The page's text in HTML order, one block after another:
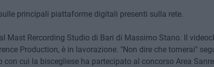
principali piattaforme digitali presenti sulla rete.
Mast Rercording Studio di Bari di Massimo Stano. Il
Production, è in lavorazione. "Non dire che tornerai"
con cui la biscegliese ha partecipato al concorso Area